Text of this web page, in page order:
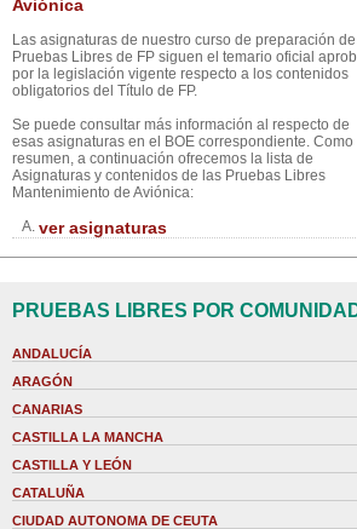
Aviónica
Las asignaturas de nuestro curso de preparación
Pruebas Libres de FP siguen el temario oficial
por la legislación vigente respecto a los contenidos
obligatorios del Título de FP.
Se puede consultar más información al respecto de
esas asignaturas en el BOE correspondiente. Como
resumen, a continuación ofrecemos la lista de
Asignaturas y contenidos de las Pruebas Libres
Mantenimiento de Aviónica:
A. ver asignaturas
PRUEBAS LIBRES POR
ANDALUCÍA
ARAGÓN
CANARIAS
CASTILLA LA MANCHA
CASTILLA Y LEÓN
CATALUÑA
CIUDAD AUTONOMA DE CEUTA